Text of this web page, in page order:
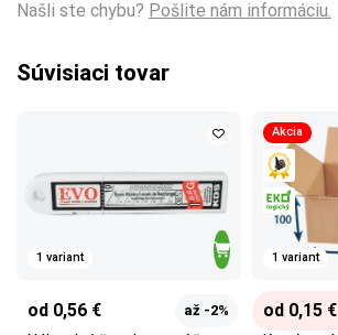
Našli ste chybu? Pošlite nám informáciu.
Súvisiaci tovar
1 variant
od 0,56 € až -2%
Akcia
1 variant
od 0,15 €